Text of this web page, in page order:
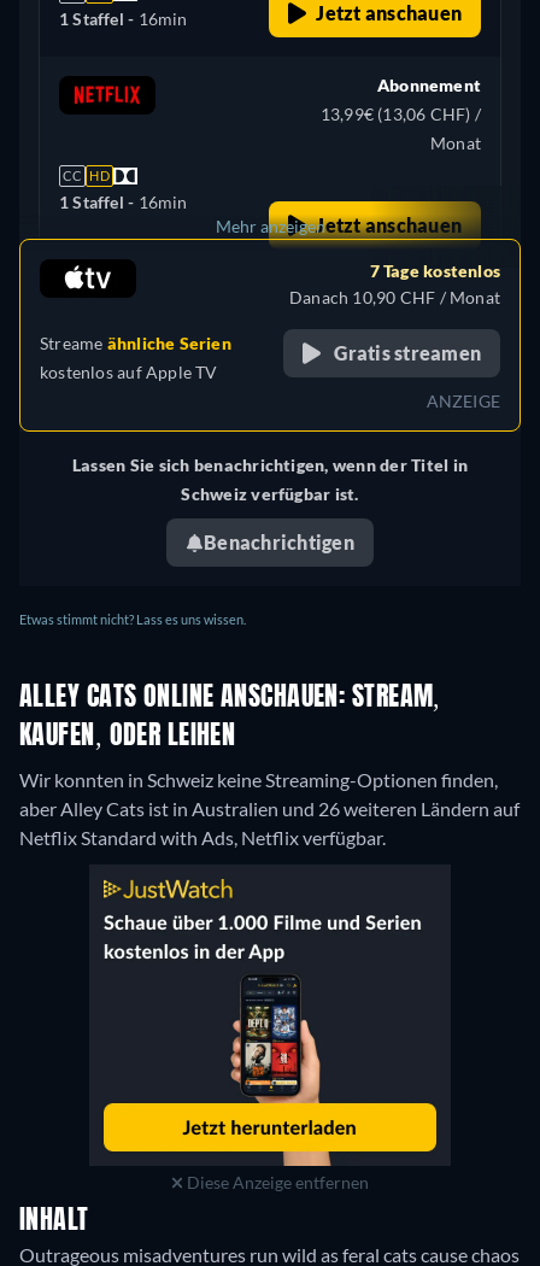
1 Staffel - 16min Jetzt anschauen
CC HD
1 Staffel - 16min
Abonnement
13,99€ (13,06 CHF) /
Monat
Jetzt anschauen
Vereinigte Staaten (US)
Mehr anzeigen
Streame ähnliche Serien
kostenlos aufApple TV
7 Tage kostenlos
Danach 10,90 CHF / Monat
Gratis streamen
ANZEIGE
Lassen Sie sich benachrichtigen, wenn der Titel in
Schweiz verfügbar ist.
Benachrichtigen
Etwas stimmt nicht? Lass es uns wissen.
ALLEY CATS ONLINE ANSCHAUEN: STREAM,
KAUFEN, ODER LEIHEN
Wir konnten in Schweiz keine Streaming-Optionen finden,
aber Alley Cats ist in Australien und 26 weiteren Ländern auf
Netflix Standard with Ads, Netflix verfügbar.
Diese Anzeige entfernen
INHALT
Outrageous misadventures run wild as feral cats cause chaos